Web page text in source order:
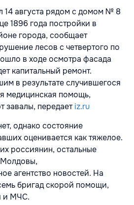
14 августа рядом с домом № 8
1896 года постройки в
города, сообщает
лесов с четвертого по
в ходе осмотра фасада
капитальный ремонт.
в результате случившегося
медицинская помощь,
завалы, передаетiz.ru
однако состояние
оценивается как тяжелое.
россиянин, остальные
агентство новостей. На
бригад скорой помощи,
и МЧС.